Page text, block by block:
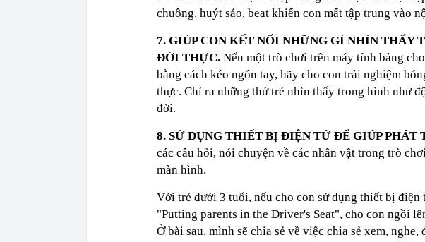
chuông, huýt sáo, beat khiến con mất tập trung vào
7. GIÚP CON KẾT NỐI NHỮNG GÌ NHÌN THẤY
ĐỜI THỰC. Nếu một trò chơi trên máy tính bảng
bằng cách kéo ngón tay, hãy cho con trải nghiệm
thực. Chỉ ra những thứ trẻ nhìn thấy trong hình như
đời.
8. SỬ DỤNG THIẾT BỊ ĐIỆN TỬ ĐỂ GIÚP PHÁT
các câu hỏi, nói chuyện về các nhân vật trong trò
màn hình.
Với trẻ dưới 3 tuổi, nếu cho con sử dụng thiết bị điện
"Putting parents in the Driver's Seat", cho con ngồi
Ở bài sau, mình sẽ chia sẻ về việc chia sẻ xem,